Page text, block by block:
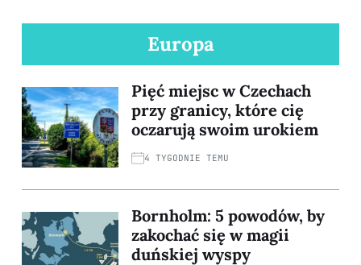
Europa
Pięć miejsc w Czechach
przy granicy, które cię
oczarują swoim urokiem
4 TYGODNIE TEMU
Bornholm: 5 powodów, by
zakochać się w magii
duńskiej wyspy